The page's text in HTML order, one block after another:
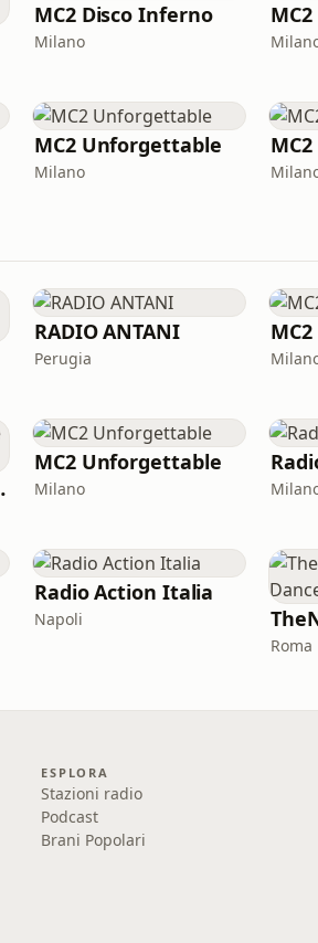
MC2 Disco Inferno
Milano
MC2 Unforgettable
Milano
RADIO ANTANI
Perugia
MC2 Unforgettable
Milano
Radio Action Italia
Napoli
Roma
ESPLORA
Stazioni radio
Podcast
Brani Popolari